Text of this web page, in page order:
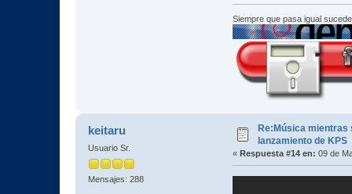
Siempre que pasa igual
keitaru
Usuario Sr.
Mensajes: 288
Re:Música mientras
lanzamiento de KPS
« Respuesta #14 en: 09 de